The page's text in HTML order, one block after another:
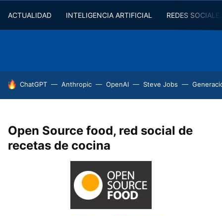
ACTUALIDAD INTELIGENCIA ARTIFICIAL REDES
HOY SE HABLA DE
ChatGPT Anthropic OpenAI Steve Jobs
Open Source food, red social de
recetas de cocina